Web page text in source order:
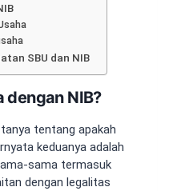
SBU dan NIB
dengan NIB?
tentang apakah
keduanya adalah
sama termasuk
dengan legalitas